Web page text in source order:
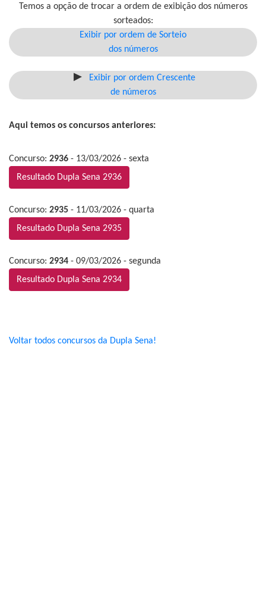
Temos a opção de trocar a ordem de exibição dos números
sorteados:
Exibir por ordem de Sorteio
dos números
Exibir por ordem Crescente
de números
Aqui temos os concursos anteriores:
Concurso: 2936 - 13/03/2026 - sexta
Resultado Dupla Sena 2936
Concurso: 2935 - 11/03/2026 - quarta
Resultado Dupla Sena 2935
Concurso: 2934 - 09/03/2026 - segunda
Resultado Dupla Sena 2934
Voltar todos concursos da Dupla Sena!